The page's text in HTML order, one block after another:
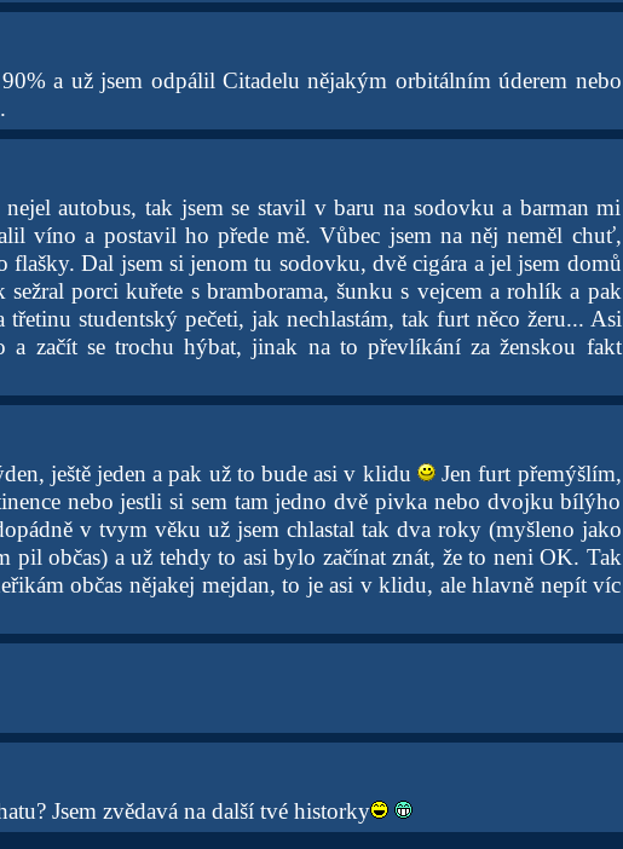
a už jsem odpálil Citadelu nějakým orbitálním úderem nebo
autobus, tak jsem se stavil v baru na sodovku a barman mi
víno a postavil ho přede mě. Vůbec jsem na něj neměl chuť,
flašky. Dal jsem si jenom tu sodovku, dvě cigára a jel jsem domů
porci kuřete s bramborama, šunku s vejcem a rohlík a pak
studentský pečeti, jak nechlastám, tak furt něco žeru... Asi
a začít se trochu hýbat, jinak na to převlíkání za ženskou fakt
ještě jeden a pak už to bude asi v klidu
Jen furt přemýšlím,
nebo jestli si sem tam jedno dvě pivka nebo dvojku bílýho
v tvym věku už jsem chlastal tak dva roky (myšleno jako
pil občas) a už tehdy to asi bylo začínat znát, že to neni OK. Tak
občas nějakej mejdan, to je asi v klidu, ale hlavně nepít víc
Jsem zvědavá na další tvé historky